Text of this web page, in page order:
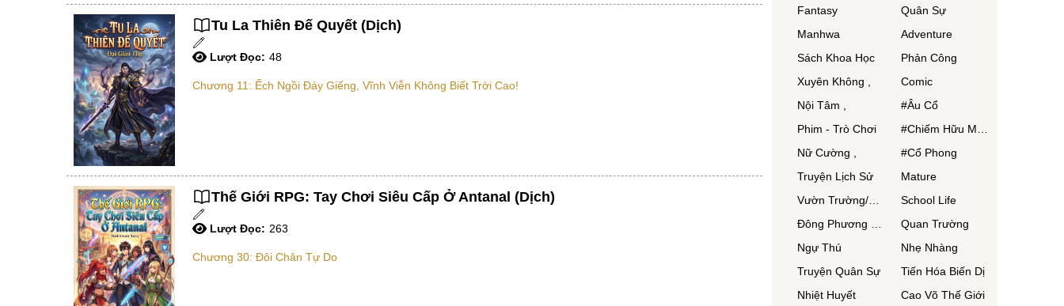
Tu La Thiên Đế Quyết (Dịch)
Lượt Đọc: 48
Chương 11: Ếch Ngồi Đáy Giếng, Vĩnh Viễn Không Biết Trời Cao!
Thế Giới RPG: Tay Chơi Siêu Cấp Ở Antanal (Dịch)
Lượt Đọc: 263
Chương 30: Đôi Chân Tự Do
Fantasy
Quân Sự
Manhwa
Adventure
Sách Khoa Học
Phản Công
Xuyên Không ,
Comic
Nội Tâm ,
#Âu Cổ
Phim - Trò Chơi
Nữ Cường ,
#Cổ Phong
Truyện Lịch Sử
Mature
School Life
Quan Trường
Ngự Thú
Nhẹ Nhàng
Truyện Quân Sự
Tiến Hóa Biến Dị
Nhiệt Huyết
Cao Võ Thế Giới